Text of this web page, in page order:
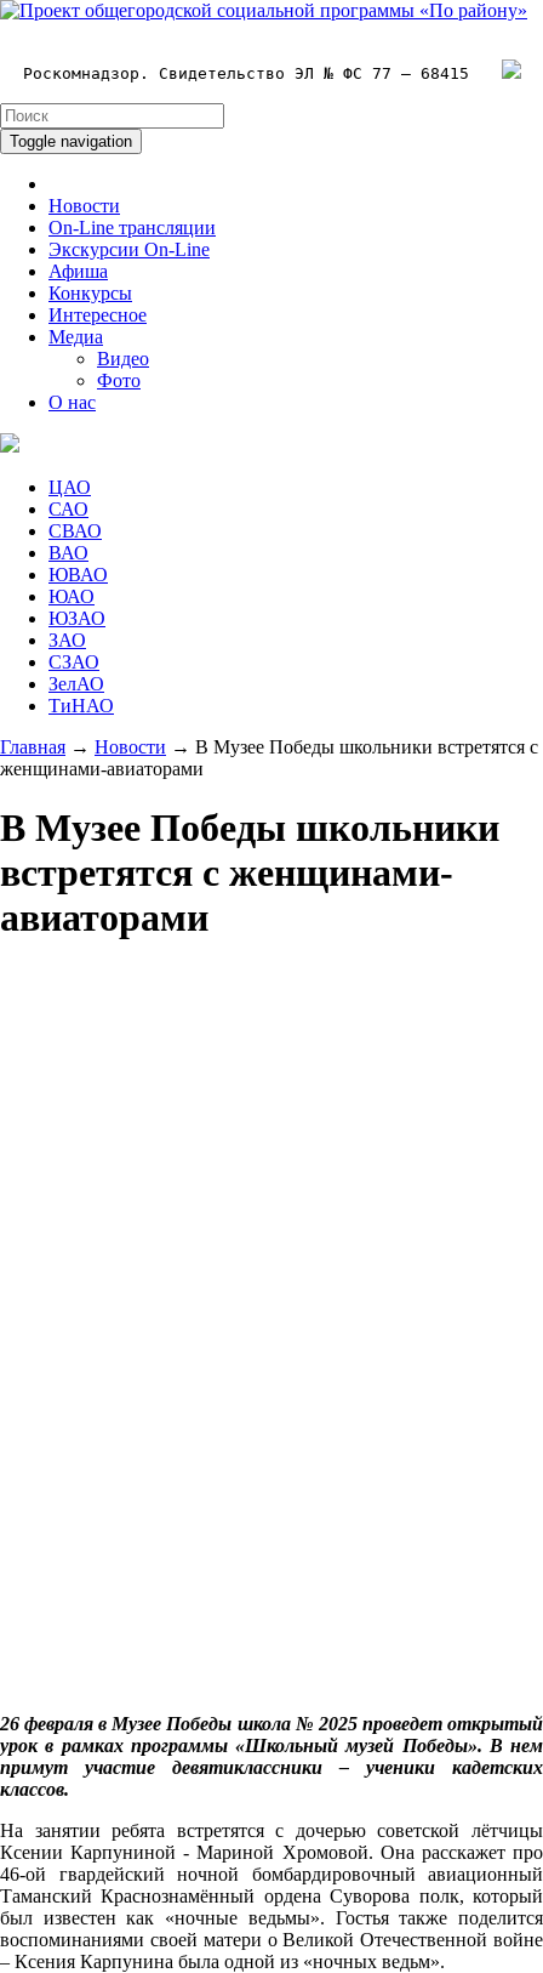
Роскомнадзор. Свидетельство ЭЛ № ФС 77 – 68415
Toggle navigation
Новости
On-Line трансляции
Экскурсии On-Line
Афиша
Конкурсы
Интересное
Медиа
Видео
Фото
О нас
ЦАО
САО
СВАО
ВАО
ЮВАО
ЮАО
ЮЗАО
ЗАО
СЗАО
ЗелАО
ТиНАО
Главная → Новости → В Музее Победы школьники встретятся с
женщинами-авиаторами
В Музее Победы школьники
встретятся с женщинами-
авиаторами
26 февраля в Музее Победы школа № 2025 проведет открытый
урок в рамках программы «Школьный музей Победы». В нем
примут участие девятиклассники – ученики кадетских
классов.
На занятии ребята встретятся с дочерью советской лётчицы
Ксении Карпуниной - Мариной Хромовой. Она расскажет про
46-ой гвардейский ночной бомбардировочный авиационный
Таманский Краснознамённый ордена Суворова полк, который
был известен как «ночные ведьмы». Гостья также поделится
воспоминаниями своей матери о Великой Отечественной войне
– Ксения Карпунина была одной из «ночных ведьм».